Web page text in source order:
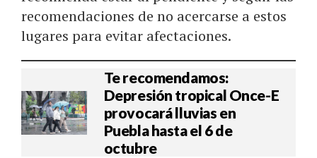
recomendaciones de no acercarse a estos
lugares para evitar afectaciones.
Te recomendamos:
Depresión tropical Once-E
provocará lluvias en
Puebla hasta el 6 de
octubre